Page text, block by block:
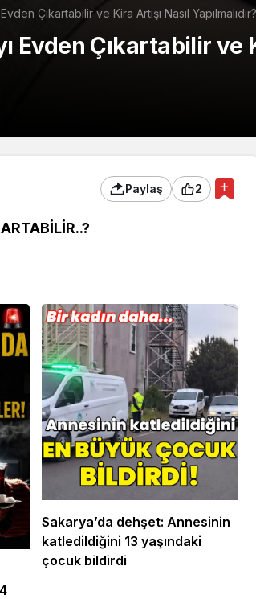
Çıkartabilir ve Kira Artışı Nasıl Yapılmalıdır?
Evden Çıkartabilir ve
Paylaş 2
Sakarya’da dehşet: Annesinin
katledildiğini 13 yaşındaki
çocuk bildirdi
Genel
Osmaniye Polis Evi’nde
“Şark Köşesi” Açıldı